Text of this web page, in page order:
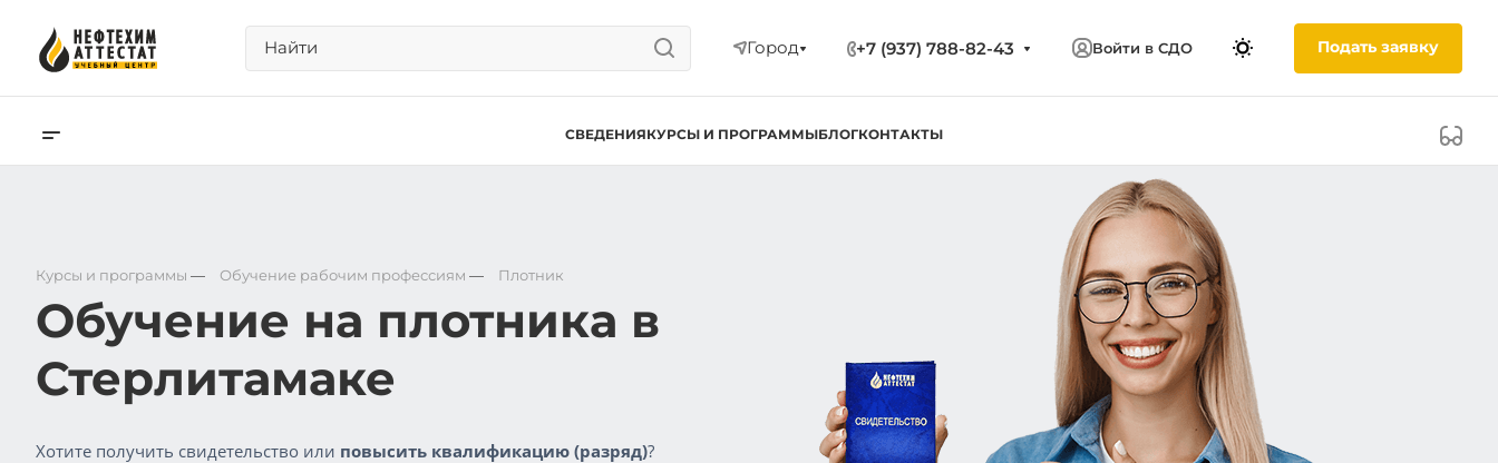
Город +7 (937) 788-82-43 Войти в СДО Подать заявку
СВЕДЕНИЯКУРСЫ И ПРОГРАММЫБЛОГКОНТАКТЫ
Курсы и программы — Обучение рабочим профессиям — Плотник
Обучение на плотника в
Стерлитамаке
Хотите получить свидетельство или повысить квалификацию (разряд)?